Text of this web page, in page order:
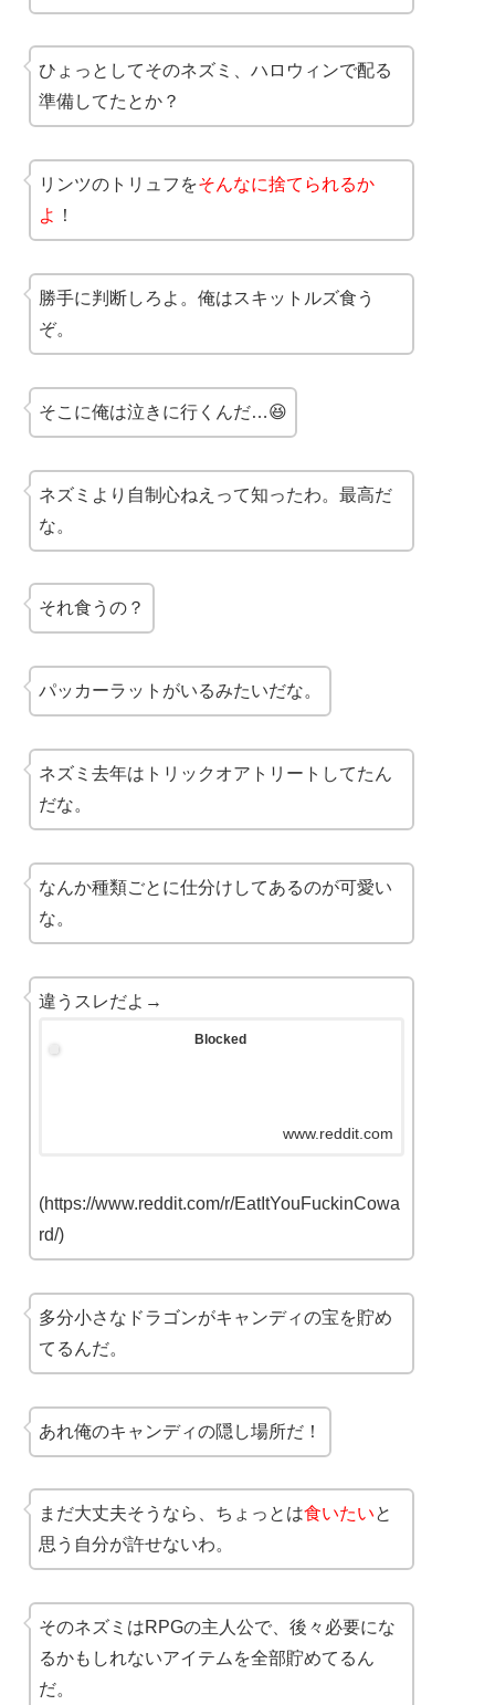
ひょっとしてそのネズミ、ハロウィンで配る
準備してたとか？
リンツのトリュフをそんなに捨てられるか
よ ！
勝手に判断しろよ。俺はスキットルズ食う
ぞ。
そこに俺は泣きに行くんだ…😆
ネズミより自制心ねえって知ったわ。最高だ
な。
それ食うの？
パッカーラットがいるみたいだな。
ネズミ去年はトリックオアトリートしてたん
だな。
なんか種類ごとに仕分けしてあるのが可愛い
な。
違うスレだよ→
Blocked
www.reddit.com
(https://www.reddit.com/r/EatItYouFuckinCowa
rd/)
多分小さなドラゴンがキャンディの宝を貯め
てるんだ。
あれ俺のキャンディの隠し場所だ！
まだ大丈夫そうなら、ちょっとは食いたいと
思う自分が許せないわ。
そのネズミはRPGの主人公で、後々必要にな
るかもしれないアイテムを全部貯めてるん
だ。